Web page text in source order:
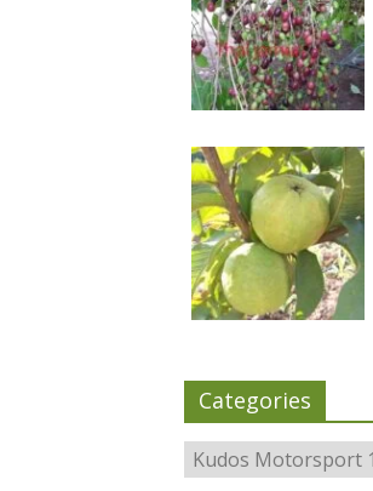
Categories
Categories